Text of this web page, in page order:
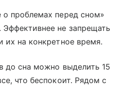
о проблемах перед сном»
не запрещать
их на конкретное время.
до сна можно выделить 15
что беспокоит. Рядом с